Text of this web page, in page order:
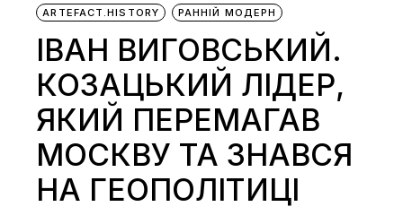
ARTEFACT.HISTORY
РАННІЙ МОДЕРН
ІВАН ВИГОВСЬКИЙ.
КОЗАЦЬКИЙ ЛІДЕР,
ЯКИЙ ПЕРЕМАГАВ
МОСКВУ ТА ЗНАВСЯ
НА ГЕОПОЛІТИЦІ